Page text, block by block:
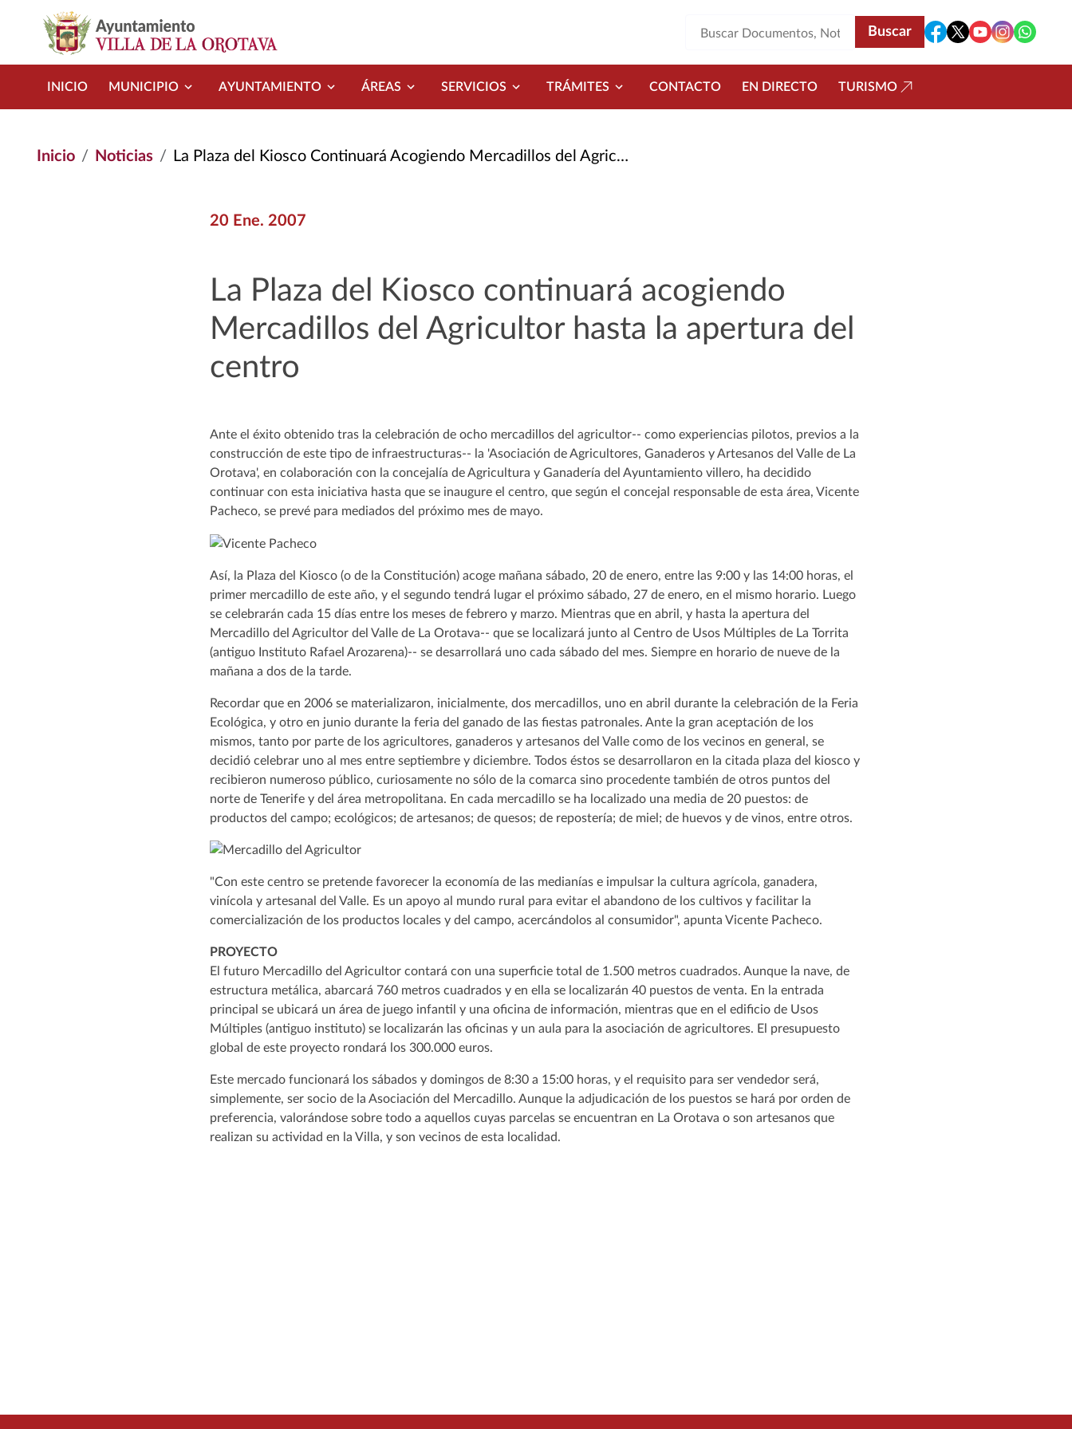
INICIO MUNICIPIO AYUNTAMIENTO ÁREAS SERVICIOS TRÁMITES CONTACTO EN DIRECTO TURISMO
Inicio Noticias La Plaza del Kiosco Continuará Acogiendo Mercadillos del Agricultor Hasta La Apertura del Centro
20 Ene. 2007
La Plaza del Kiosco continuará acogiendo
Mercadillos del Agricultor hasta la apertura del
centro
Ante el éxito obtenido tras la celebración de ocho mercadillos del agricultor-- como experiencias pilotos, previos a la
construcción de este tipo de infraestructuras-- la 'Asociación de Agricultores, Ganaderos y Artesanos del Valle de La
Orotava', en colaboración con la concejalía de Agricultura y Ganadería del Ayuntamiento villero, ha decidido
continuar con esta iniciativa hasta que se inaugure el centro, que según el concejal responsable de esta área, Vicente
Pacheco, se prevé para mediados del próximo mes de mayo.
Así, la Plaza del Kiosco (o de la Constitución) acoge mañana sábado, 20 de enero, entre las 9:00 y las 14:00 horas, el
primer mercadillo de este año, y el segundo tendrá lugar el próximo sábado, 27 de enero, en el mismo horario. Luego
se celebrarán cada 15 días entre los meses de febrero y marzo. Mientras que en abril, y hasta la apertura del
Mercadillo del Agricultor del Valle de La Orotava-- que se localizará junto al Centro de Usos Múltiples de La Torrita
(antiguo Instituto Rafael Arozarena)-- se desarrollará uno cada sábado del mes. Siempre en horario de nueve de la
mañana a dos de la tarde.
Recordar que en 2006 se materializaron, inicialmente, dos mercadillos, uno en abril durante la celebración de la Feria
Ecológica, y otro en junio durante la feria del ganado de las fiestas patronales. Ante la gran aceptación de los
mismos, tanto por parte de los agricultores, ganaderos y artesanos del Valle como de los vecinos en general, se
decidió celebrar uno al mes entre septiembre y diciembre. Todos éstos se desarrollaron en la citada plaza del kiosco y
recibieron numeroso público, curiosamente no sólo de la comarca sino procedente también de otros puntos del
norte de Tenerife y del área metropolitana. En cada mercadillo se ha localizado una media de 20 puestos: de
productos del campo; ecológicos; de artesanos; de quesos; de repostería; de miel; de huevos y de vinos, entre otros.
"Con este centro se pretende favorecer la economía de las medianías e impulsar la cultura agrícola, ganadera,
vinícola y artesanal del Valle. Es un apoyo al mundo rural para evitar el abandono de los cultivos y facilitar la
comercialización de los productos locales y del campo, acercándolos al consumidor", apunta Vicente Pacheco.
PROYECTO
El futuro Mercadillo del Agricultor contará con una superficie total de 1.500 metros cuadrados. Aunque la nave, de
estructura metálica, abarcará 760 metros cuadrados y en ella se localizarán 40 puestos de venta. En la entrada
principal se ubicará un área de juego infantil y una oficina de información, mientras que en el edificio de Usos
Múltiples (antiguo instituto) se localizarán las oficinas y un aula para la asociación de agricultores. El presupuesto
global de este proyecto rondará los 300.000 euros.
Este mercado funcionará los sábados y domingos de 8:30 a 15:00 horas, y el requisito para ser vendedor será,
simplemente, ser socio de la Asociación del Mercadillo. Aunque la adjudicación de los puestos se hará por orden de
preferencia, valorándose sobre todo a aquellos cuyas parcelas se encuentran en La Orotava o son artesanos que
realizan su actividad en la Villa, y son vecinos de esta localidad.